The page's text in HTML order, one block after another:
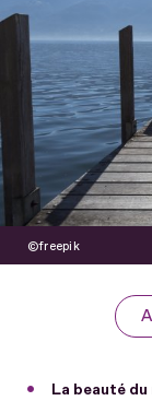
freepik
La beauté du